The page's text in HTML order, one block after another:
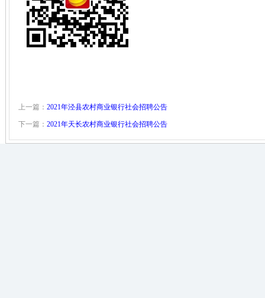
上一篇： 2021年泾县农村商业银行社会招聘公告
下一篇： 2021年天长农村商业银行社会招聘公告